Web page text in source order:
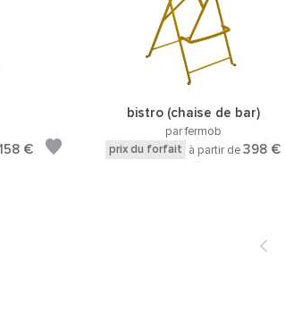
€
bistro (chaise de bar)
par fermob
prix du forfait
à partir de 398 €